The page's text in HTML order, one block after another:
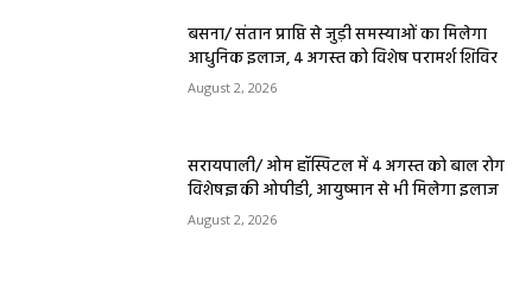
बसना/ संतान प्राप्ति से जुड़ी समस्याओं का मिलेगा
आधुनिक इलाज, 4 अगस्त को विशेष परामर्श शिविर
August 2, 2026
सरायपाली/ ओम हॉस्पिटल में 4 अगस्त को बाल रोग
विशेषज्ञ की ओपीडी, आयुष्मान से भी मिलेगा इलाज
August 2, 2026